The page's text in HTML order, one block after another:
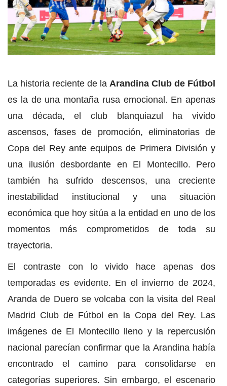
La historia reciente de la Arandina Club de Fútbol
es la de una montaña rusa emocional. En apenas
una década, el club blanquiazul ha vivido
ascensos, fases de promoción, eliminatorias de
Copa del Rey ante equipos de Primera División y
una ilusión desbordante en El Montecillo. Pero
también ha sufrido descensos, una creciente
inestabilidad institucional y una situación
económica que hoy sitúa a la entidad en uno de los
momentos más comprometidos de toda su
trayectoria.
El contraste con lo vivido hace apenas dos
temporadas es evidente. En el invierno de 2024,
Aranda de Duero se volcaba con la visita del Real
Madrid Club de Fútbol en la Copa del Rey. Las
imágenes de El Montecillo lleno y la repercusión
nacional parecían confirmar que la Arandina había
encontrado el camino para consolidarse en
categorías superiores. Sin embargo, el escenario